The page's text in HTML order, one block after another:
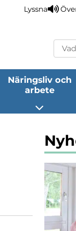
Lyssna
Sök
Näringsliv och
arbete
Öppna